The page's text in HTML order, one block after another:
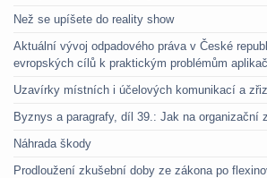
Než se upíšete do reality show
Aktuální vývoj odpadového práva v České
evropských cílů k praktickým problémům
Uzavírky místních i účelových komunikací a
Byznys a paragrafy, díl 39.: Jak na organizační
Náhrada škody
Prodloužení zkušební doby ze zákona po